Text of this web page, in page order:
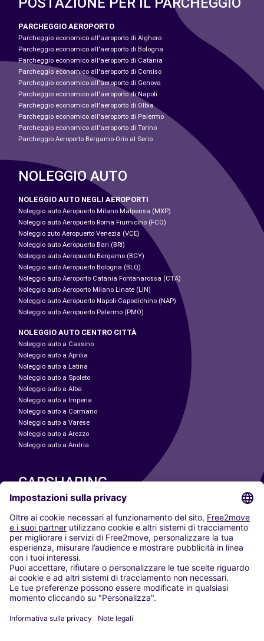
PARCHEGGIO AEROPORTO
Parcheggio economico all'aeroporto di Alghero
Parcheggio economico all'aeroporto di Bologna
Parcheggio economico all'aeroporto di Catania
Parcheggio economico all'aeroporto di Comiso
Parcheggio economico all'aeroporto di Genova
Parcheggio economico all'aeroporto di Napoli
Parcheggio economico all'aeroporto di Olbia
Parcheggio economico all'aeroporto di Palermo
Parcheggio economico all'aeroporto di Torino
Parcheggio Aeroporto Bergamo-Orio al Serio
NOLEGGIO AUTO
NOLEGGIO AUTO NEGLI AEROPORTI
Noleggio auto Aeropuerto Milano Malpensa (MXP)
Noleggio auto Aeropuerto Roma Fiumicino (FCO)
Noleggio zuto Aeropuerto Venezia (VCE)
Noleggio auto Aeropuerto Bari (BRI)
Noleggio auto Aeropuerto Bergamo (BGY)
Noleggio auto Aeropuerto Bologna (BLQ)
Noleggio auto Aeroporto Catania Fontanarossa (CTA)
Noleggio auto Aeroporto Milano Linate (LIN)
Noleggio auto Aeropuerto Napoli-Capodichino (NAP)
Noleggio auto Aeropuerto Palermo (PMO)
NOLEGGIO AUTO CENTRO CITTÀ
Noleggio auto a Cassino
Noleggio auto a Aprilia
Noleggio auto a Latina
Noleggio auto a Spoleto
Noleggio auto a Alba
Noleggio auto a Imperia
Noleggio auto a Cormano
Noleggio auto a Varese
Noleggio auto a Arezzo
Noleggio auto a Andria
CARSHARING
LE NOSTRE CITTÀ
Paris
Madrid
Washington DC
Milano
Roma
Torino
Vienna
Berlino
Düsseldorf